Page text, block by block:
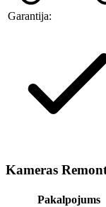
Garantija:
Kameras
Pakalpojums